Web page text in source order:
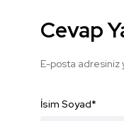
Cevap
E-posta adresiniz
İsim Soyad*